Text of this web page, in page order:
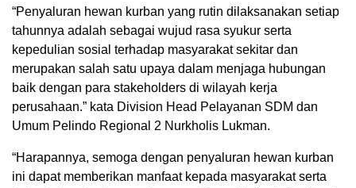
“Penyaluran hewan kurban yang rutin dilaksanakan setiap
tahunnya adalah sebagai wujud rasa syukur serta
kepedulian sosial terhadap masyarakat sekitar dan
merupakan salah satu upaya dalam menjaga hubungan
baik dengan para stakeholders di wilayah kerja
perusahaan.” kata Division Head Pelayanan SDM dan
Umum Pelindo Regional 2 Nurkholis Lukman.
“Harapannya, semoga dengan penyaluran hewan kurban
ini dapat memberikan manfaat kepada masyarakat serta